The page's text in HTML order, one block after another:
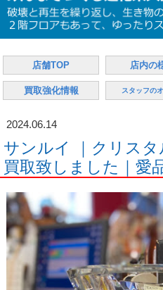
店舗TOP 店内の
買取強化情報 スタッフの
2024.06.14
サンルイ ｜クリス
買取致しました｜愛